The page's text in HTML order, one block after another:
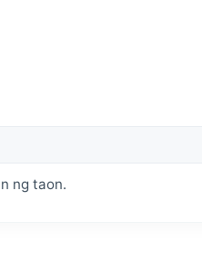
ng taon.